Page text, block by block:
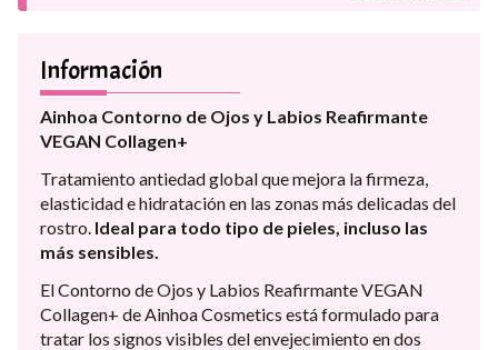
Información
Ainhoa Contorno de Ojos y Labios Reafirmante
VEGAN Collagen+
Tratamiento antiedad global que mejora la firmeza,
elasticidad e hidratación en las zonas más delicadas del
rostro. Ideal para todo tipo de pieles, incluso las
más sensibles.
El Contorno de Ojos y Labios Reafirmante VEGAN
Collagen+ de Ainhoa Cosmetics está formulado para
tratar los signos visibles del envejecimiento en dos